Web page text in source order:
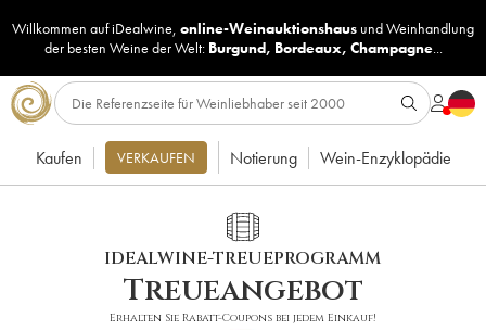
Willkommen auf iDealwine, online-Weinauktionshaus undWeinhandlung
der besten Weine der Welt: Burgund, Bordeaux, Champagne...
Kaufen VERKAUFEN Notierung Wein-Enzyklopädie
IDEALWINE-TREUEPROGRAMM
Treueangebot
Erhalten Sie Rabatt-Coupons bei jedem Einkauf!